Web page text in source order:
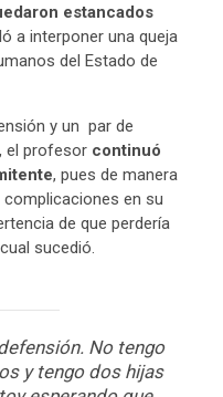
estancados
a interponer una queja
del Estado de
y un par de
el profesor continuó
, pues de manera
en su
de que perdería
sucedió.
No tengo
y tengo dos hijas